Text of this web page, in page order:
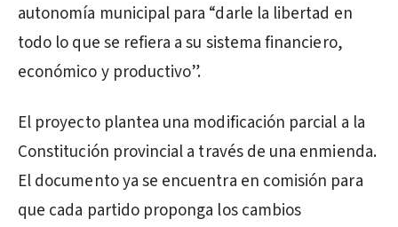
autonomía municipal para “darle la libertad en
todo lo que se refiera a su sistema financiero,
económico y productivo”.
El proyecto plantea una modificación parcial a la
Constitución provincial a través de una enmienda.
El documento ya se encuentra en comisión para
que cada partido proponga los cambios